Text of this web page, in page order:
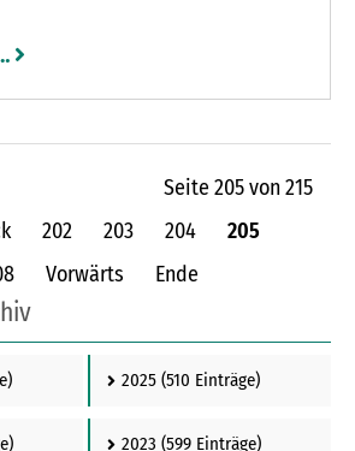
„Wir benötigen einfach
damit der
Tagen gewährleistet ist“,
Seite 205 von 215
202 203 204
205
Vorwärts Ende
2025 (510 Einträge)
2023 (599 Einträge)